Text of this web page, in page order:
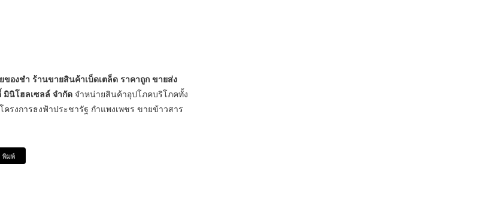
องชำ ร้านขายสินค้าเบ็ดเตล็ด ราคาถูก ขายส่ง
มินิโฮลเซลล์ จำกัด จำหน่ายสินค้าอุปโภคบริโภคทั้ง
รงการธงฟ้าประชารัฐ กำแพงเพชร ขายข้าวสาร
พิมพ์